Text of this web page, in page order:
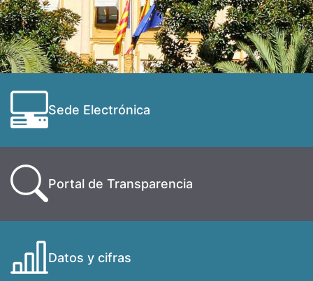
Sede Electrónica
Portal de Transparencia
Datos y cifras